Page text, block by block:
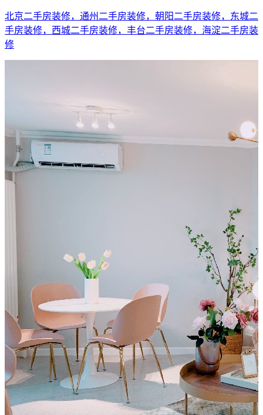
北京二手房装修，通州二手房装修，朝阳二手房装修，东城二
手房装修，西城二手房装修，丰台二手房装修，海淀二手房装
修